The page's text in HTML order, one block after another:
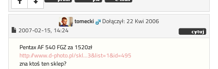
tomecki
Dołączył: 22 Kwi 2006
2007-02-15, 14:24
Pentax AF 540 FGZ za 1520zł
http://www.d-photo.pl/skl...3&list=1&id=495
zna ktoś ten sklep?